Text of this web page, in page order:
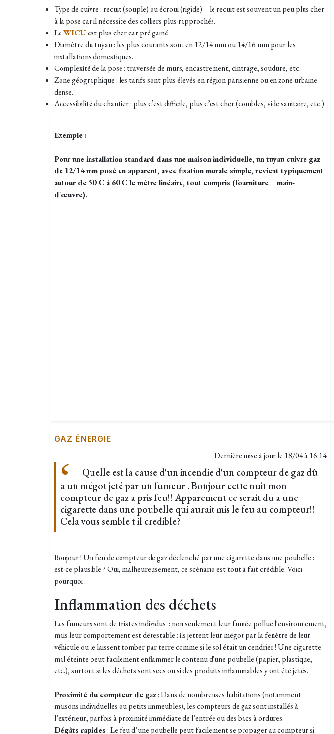
Type de cuivre : recuit (souple) ou écroui (rigide) – le recuit est souvent un peu plus cher
à la pose car il nécessite des colliers plus rapprochés.
LeWICUest plus cher car pré gainé
Diamètre du tuyau : les plus courants sont en 12/14 mm ou 14/16 mm pour les
installations domestiques.
Complexité de la pose : traversée de murs, encastrement, cintrage, soudure, etc.
Zone géographique : les tarifs sont plus élevés en région parisienne ou en zone urbaine
dense.
Accessibilité du chantier : plus c’est difficile, plus c’est cher (combles, vide sanitaire, etc.).
Exemple :
Pour une installation standard dans une maison individuelle, un tuyau cuivre gaz
de 12/14 mm posé en apparent, avec fixation murale simple, revient typiquement
autour de 50 € à 60 € le mètre linéaire, tout compris (fourniture + main-
d'œuvre).
GAZ ÉNERGIE
Dernière mise à jour le 18/04 à 16:14
Quelle est la cause d'un incendie d'un compteur de gaz dû
a un mégot jeté par un fumeur . Bonjour cette nuit mon
compteur de gaz a pris feu!! Apparement ce serait du a une
cigarette dans une poubelle qui aurait mis le feu au compteur!!
Cela vous semble t il credible?
Bonjour ! Un feu de compteur de gaz déclenché par une cigarette dans une poubelle :
est-ce plausible ?Oui, malheureusement, ce scénario est tout à fait crédible. Voici
pourquoi :
Inflammation des déchets
Les fumeurs sont de tristes individus : non seulement leur fumée pollue l'environnement,
mais leur comportement est détestable : ils jettent leur mégot par la fenêtre de leur
véhicule ou le laissent tomber par terre comme si le sol était un cendrier ! Une cigarette
mal éteinte peut facilement enflammer le contenu d'une poubelle (papier, plastique,
etc.), surtout si les déchets sont secs ou si des produits inflammables y ont été jetés.
Proximité du compteur de gaz: Dans de nombreuses habitations (notamment
maisons individuelles ou petits immeubles), les compteurs de gaz sont installés à
l’extérieur, parfois à proximité immédiate de l’entrée ou des bacs à ordures.
Dégâts rapides: Le feu d’une poubelle peut facilement se propager au compteur si